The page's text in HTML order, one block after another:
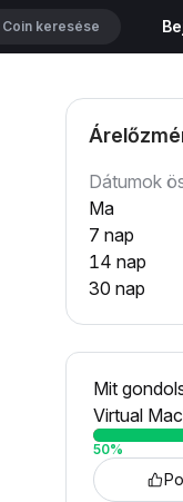
Dátumok
Ma
7 nap
14 nap
30 nap
Mit
Virtual
50%